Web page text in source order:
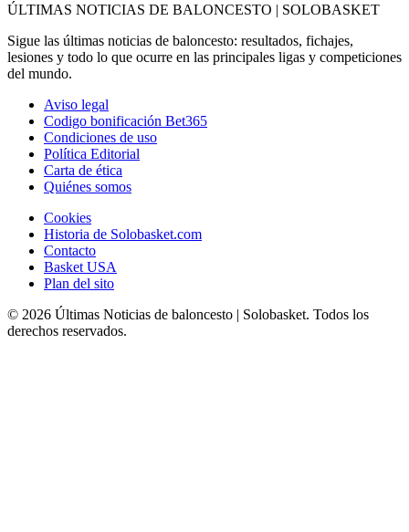
ÚLTIMAS NOTICIAS DE BALONCESTO | SOLOBASKET
Sigue las últimas noticias de baloncesto: resultados, fichajes,
lesiones y todo lo que ocurre en las principales ligas y competiciones
del mundo.
Aviso legal
Codigo bonificación Bet365
Condiciones de uso
Política Editorial
Carta de ética
Quiénes somos
Cookies
Historia de Solobasket.com
Contacto
Basket USA
Plan del sito
© 2026 Últimas Noticias de baloncesto | Solobasket. Todos los
derechos reservados.